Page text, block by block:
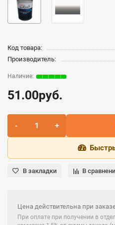
Код товара:
Производитель:
51.00руб.
В закладки В
Цена действительна при
При оплате при получении в